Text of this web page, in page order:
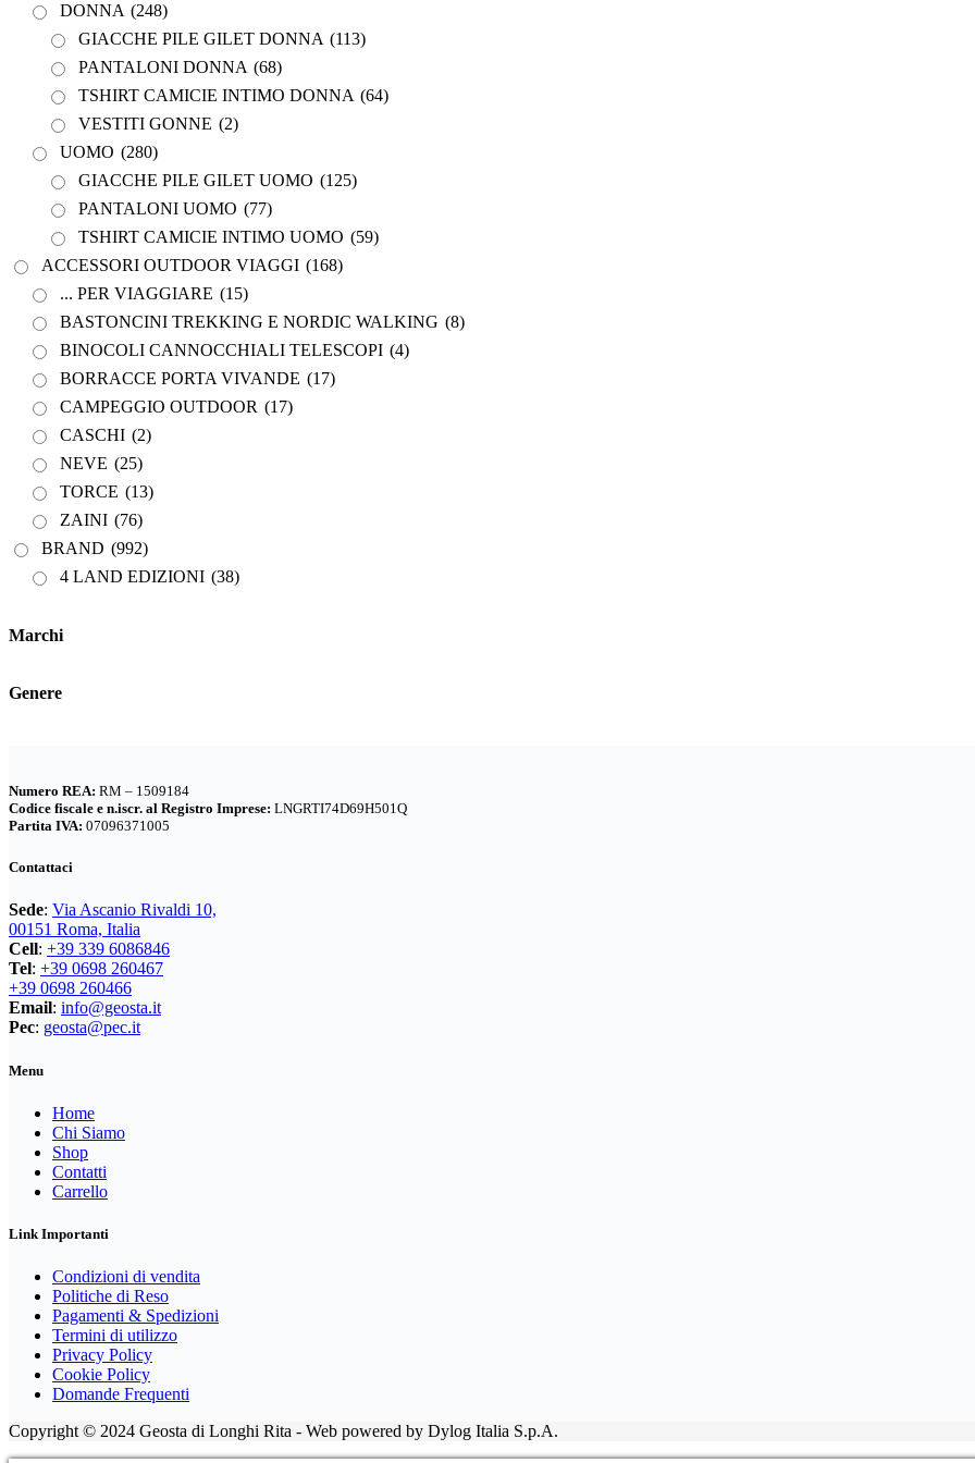
DONNA (248)
GIACCHE PILE GILET DONNA (113)
PANTALONI DONNA (68)
TSHIRT CAMICIE INTIMO DONNA (64)
VESTITI GONNE (2)
UOMO (280)
GIACCHE PILE GILET UOMO (125)
PANTALONI UOMO (77)
TSHIRT CAMICIE INTIMO UOMO (59)
ACCESSORI OUTDOOR VIAGGI (168)
... PER VIAGGIARE (15)
BASTONCINI TREKKING E NORDIC WALKING (8)
BINOCOLI CANNOCCHIALI TELESCOPI (4)
BORRACCE PORTA VIVANDE (17)
CAMPEGGIO OUTDOOR (17)
CASCHI (2)
NEVE (25)
TORCE (13)
ZAINI (76)
BRAND (992)
4 LAND EDIZIONI (38)
BERTONI
EASTPAK
GM CALZE (5)
IZAS(7)
KONUS
LIZARD(8)
MARSUPIO ZAINI
MEINDL(8)
MILLET(15)
MONTURA
PETZL
REDELK
SALEWA
SALOMON
SCARPA
TABACCO EDITRICE
TERRE DI MEZZO(47)
TEVA(13)
VERSANTE SUD EDITORE
CALZATURE(134)
DONNA(60)
UOMO(73)
Marchi
Genere
Numero REA: RM – 1509184
Codice fiscale e n.iscr. al Registro Imprese: LNGRTI74D69H501Q
Partita IVA: 07096371005
Contattaci
Sede: Via Ascanio Rivaldi 10,
00151 Roma, Italia
Cell: +39 339 6086846
Tel: +39 0698 260467
+39 0698 260466
Email: info@geosta.it
Pec: geosta@pec.it
Menu
Home
Chi Siamo
Shop
Contatti
Carrello
Link Importanti
Condizioni di vendita
Politiche di Reso
Pagamenti & Spedizioni
Termini di utilizzo
Privacy Policy
Cookie Policy
Domande Frequenti
Copyright © 2024 Geosta di Longhi Rita - Web powered by Dylog Italia S.p.A.